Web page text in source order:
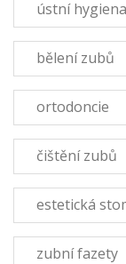
ústní hygiena
bělení zubů
ortodoncie
čištění zubů
estetická
zubní fazety